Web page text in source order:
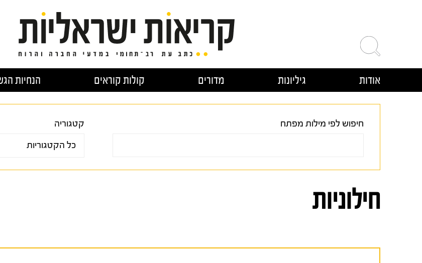
אודות גיליונות מדורים קולות קוראים הנחיות
חיפוש לפי מילות מפתח קטגוריה
חילוניות